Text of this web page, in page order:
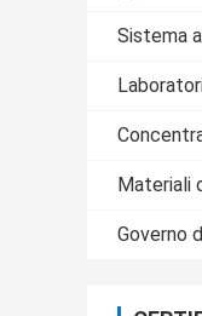
Sistema
Materiali
Governo